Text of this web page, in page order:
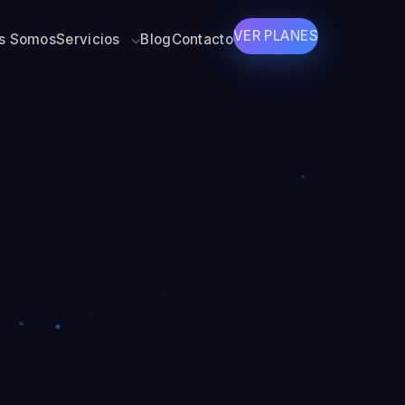
SomosServicios BlogContactoVER PLANES